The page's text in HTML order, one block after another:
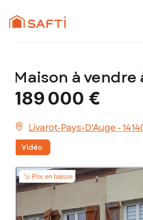
Maison à vendre
189 000 €
Livarot-Pays-D'Auge -
Vidéo
Prix en baisse